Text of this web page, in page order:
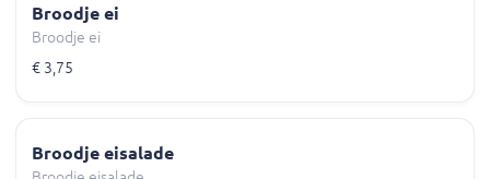
Broodje ei
Broodje ei
€ 3,75
Broodje eisalade